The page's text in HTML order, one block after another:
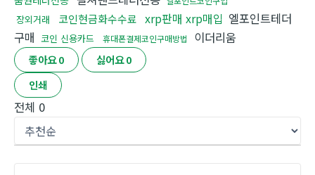
장외거래 코인현금화수수료 xrp판매 xrp매입 엘포인트테더
구매 코인 신용카드 휴대폰결제코인구매방법 이더리움
좋아요0 싫어요0
인쇄
전체 0